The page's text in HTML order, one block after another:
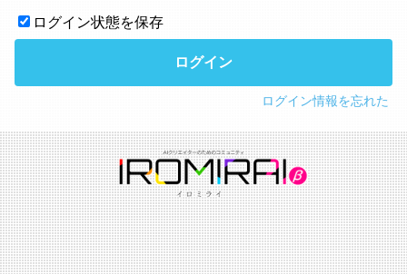
ログイン状態を保存
ログイン
ログイン情報を忘れた